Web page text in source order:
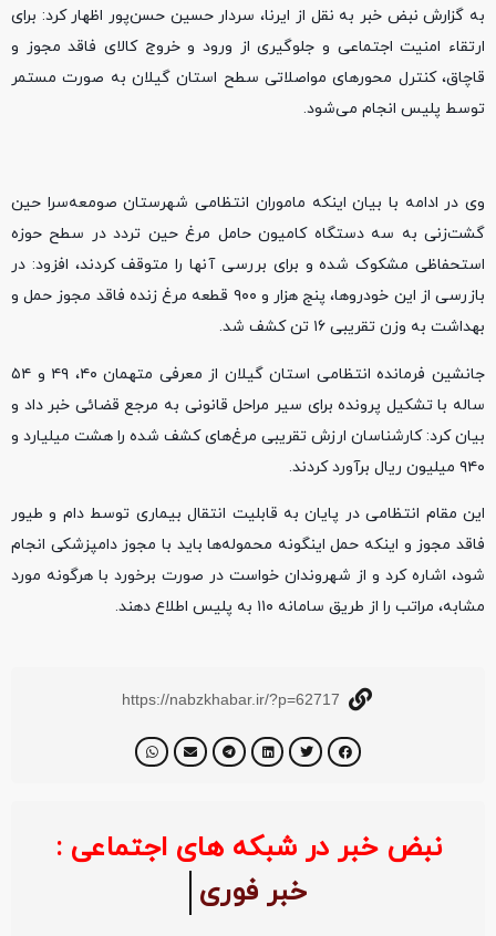
به گزارش نبض خبر به نقل از ایرنا، سردار حسین حسن‌پور اظهار کرد: برای
ارتقاء امنیت اجتماعی و جلوگیری از ورود و خروج کالای فاقد مجوز و
قاچاق، کنترل محورهای مواصلاتی سطح استان گیلان به صورت مستمر
توسط پلیس انجام می‌شود.
وی در ادامه با بیان اینکه ماموران انتظامی شهرستان صومعه‌سرا حین
گشت‌زنی به سه دستگاه کامیون حامل مرغ حین تردد در سطح حوزه
استحفاظی مشکوک شده و برای بررسی آنها را متوقف کردند، افزود: در
بازرسی از این خودروها، پنج هزار و ۹۰۰ قطعه مرغ زنده فاقد مجوز حمل و
بهداشت به وزن تقریبی ۱۶ تن کشف شد.
جانشین فرمانده انتظامی استان گیلان از معرفی متهمان ۴۰، ۴۹ و ۵۴
ساله با تشکیل پرونده برای سیر مراحل قانونی به مرجع قضائی خبر داد و
بیان کرد: کارشناسان ارزش تقریبی مرغ‌های کشف شده را هشت میلیارد و
۹۴۰ میلیون ریال برآورد کردند.
این مقام انتظامی در پایان به قابلیت انتقال بیماری توسط دام و طیور
فاقد مجوز و اینکه حمل اینگونه محموله‌ها باید با مجوز دامپزشکی انجام
شود، اشاره کرد و از شهروندان خواست در صورت برخورد با هرگونه مورد
مشابه، مراتب را از طریق سامانه ۱۱۰ به پلیس اطلاع دهند.
https://nabzkhabar.ir/?p=62717
نبض خبر در شبکه های اجتماعی : خبر